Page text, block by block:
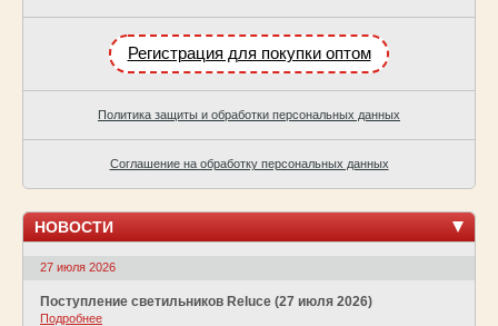
Регистрация для покупки оптом
Политика защиты и обработки персональных данных
Соглашение на обработку персональных данных
НОВОСТИ
27 июля 2026
Поступление светильников Reluce (27 июля 2026)
Подробнее